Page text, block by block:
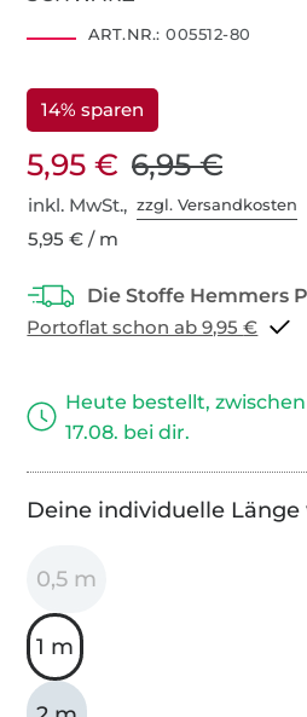
ART.NR.: 005512-80
14% sparen
5,95 € 6,95 €
inkl. MwSt.,zzgl. Versandkosten
5,95 € / m
Portoflat schon ab 9,95 €
Heute bestellt, zwischen
17.08. bei dir.
Deine individuelle Länge
0,5 m
1 m